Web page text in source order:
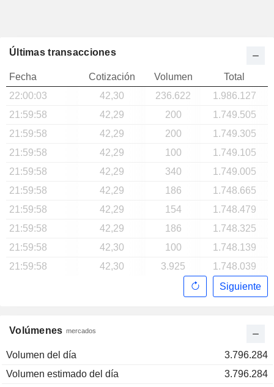
Volúmenes mercados
Volumen del día
3.796.284
Volumen estimado del día
3.796.284
Últimas transacciones
Fecha Cotización Volumen
Total
22:00:03
42,30 236.622
1.986.127
21:59:58
42,29 200
1.749.505
21:59:58
42,29 200
1.749.305
21:59:58
42,29 100
1.749.105
21:59:58
42,29 340
1.749.005
21:59:58
42,29 186
1.748.665
21:59:58
42,29 154
1.748.479
21:59:58
42,29 186
1.748.325
21:59:58
42,30 100
1.748.139
21:59:58
42,30 3.925
1.748.039
Siguiente